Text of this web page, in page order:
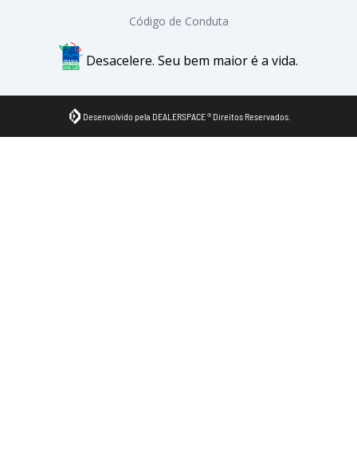
Código de Conduta
Desacelere. Seu bem maior é a vida.
Desenvolvido pela DEALERSPACE ® Direitos Reservados.